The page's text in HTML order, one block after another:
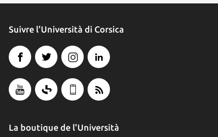
Suivre l'Università di Corsica
La boutique de l'Università